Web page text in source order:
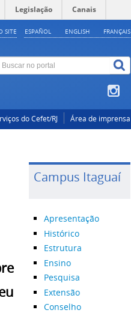
Legislação Canais
ESPAÑOL ENGLISH FRANÇAIS
SITE
do Cefet/RJ Área de imprensa
Campus Itaguaí
Apresentação
Histórico
Estrutura
Ensino
Pesquisa
Extensão
Conselho